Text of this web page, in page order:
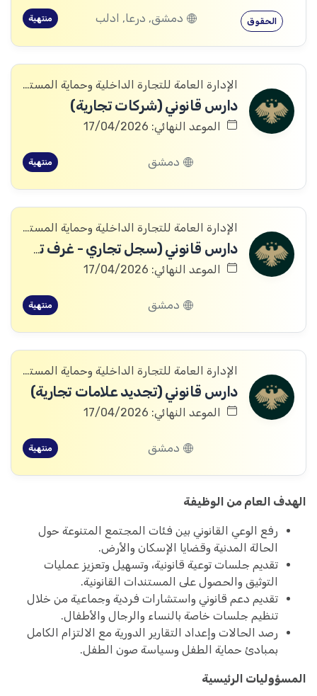
الحقوق دمشق, درعا, ادلب منتهية
الإدارة العامة للتجارة الداخلية وحماية المستهلك
دارس قانوني (شركات تجارية)
الموعد النهائي: 17/04/2026
دمشق منتهية
الإدارة العامة للتجارة الداخلية وحماية المستهلك
دارس قانوني (سجل تجاري - غرف تجارية)
الموعد النهائي: 17/04/2026
دمشق منتهية
الإدارة العامة للتجارة الداخلية وحماية المستهلك
دارس قانوني (تجديد علامات تجارية)
الموعد النهائي: 17/04/2026
دمشق منتهية
الهدف العام من الوظيفة
رفع الوعي القانوني بين فئات المجتمع المتنوعة حول
الحالة المدنية وقضايا الإسكان والأرض.
تقديم جلسات توعية قانونية، وتسهيل وتعزيز عمليات
التوثيق والحصول على المستندات القانونية.
تقديم دعم قانوني واستشارات فردية وجماعية من خلال
تنظيم جلسات خاصة بالنساء والرجال والأطفال.
رصد الحالات وإعداد التقارير الدورية مع الالتزام الكامل
بمبادئ حماية الطفل وسياسة صون الطفل.
المسؤوليات الرئيسية